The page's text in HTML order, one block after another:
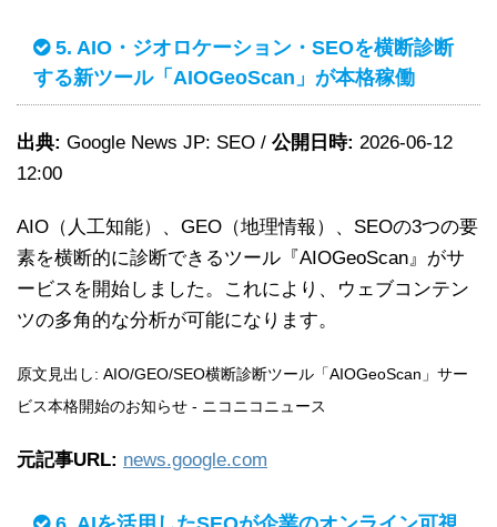
5. AIO・ジオロケーション・SEOを横断診断
する新ツール「AIOGeoScan」が本格稼働
出典: Google News JP: SEO / 公開日時: 2026-06-12
12:00
AIO（人工知能）、GEO（地理情報）、SEOの3つの要
素を横断的に診断できるツール『AIOGeoScan』がサ
ービスを開始しました。これにより、ウェブコンテン
ツの多角的な分析が可能になります。
原文見出し: AIO/GEO/SEO横断診断ツール「AIOGeoScan」サー
ビス本格開始のお知らせ - ニコニコニュース
元記事URL: news.google.com